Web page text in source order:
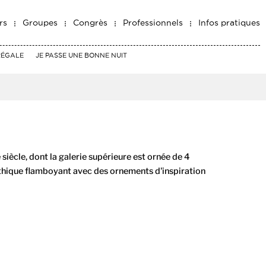
Groupes Congrès Professionnels Infos pratiques
JE PASSE UNE BONNE NUIT
dont la galerie supérieure est ornée de 4
flamboyant avec des ornements d'inspiration